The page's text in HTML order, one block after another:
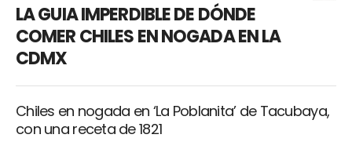
LA GUIA IMPERDIBLE DE DÓNDE
COMER CHILES EN NOGADA EN LA
CDMX
Chiles en nogada en ‘La Poblanita’ de Tacubaya,
con una receta de 1821